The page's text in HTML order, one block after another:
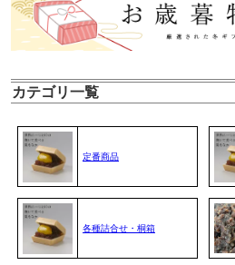
カテゴリ一覧
定番商品
各種詰合せ・桐箱